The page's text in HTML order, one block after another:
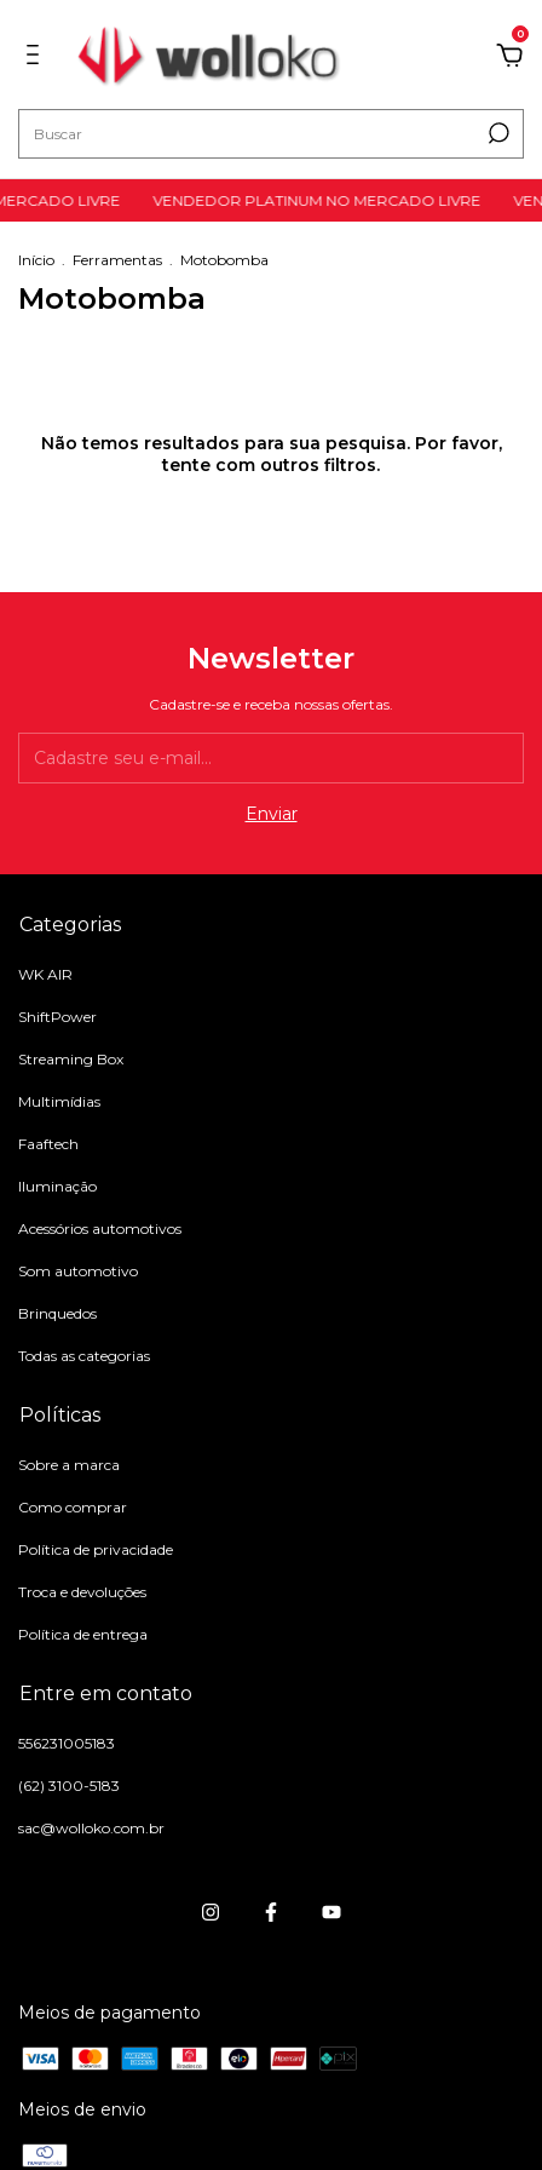
0
LIVRE VENDEDOR PLATINUM NO MERCADO LIVRE
Início . Ferramentas . Motobomba
Motobomba
Não temos resultados para sua pesquisa. Por favor,
tente com outros filtros.
Newsletter
Cadastre-se e receba nossas ofertas.
Categorias
WK AIR
ShiftPower
Streaming Box
Multimídias
Faaftech
Iluminação
Acessórios automotivos
Som automotivo
Brinquedos
Todas as categorias
Políticas
Sobre a marca
Como comprar
Política de privacidade
Troca e devoluções
Política de entrega
Entre em contato
556231005183
(62) 3100-5183
sac@wolloko.com.br
Meios de pagamento
Meios de envio